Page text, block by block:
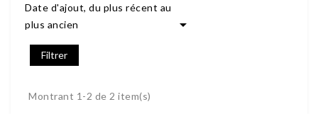
Date d'ajout, du plus récent au
plus ancien

Filtrer
Montrant 1-2 de 2 item(s)